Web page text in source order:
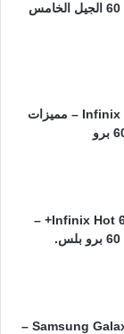
سعر ومواصفات Infinix Hot 60 Pro – مميزات
سعر ومواصفات هاتف Infinix Hot 60 Pro+ –
أسعار ومواصفات Samsung Galaxy A07 4G –